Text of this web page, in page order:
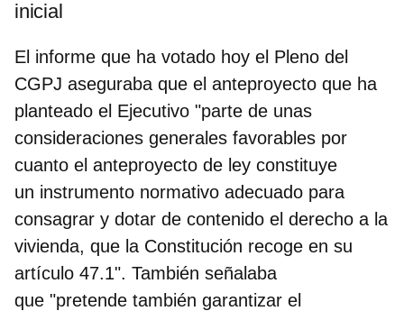
inicial
El informe que ha votado hoy el Pleno del
CGPJ aseguraba que el anteproyecto que ha
planteado el Ejecutivo "parte de unas
consideraciones generales favorables por
cuanto el anteproyecto de ley constituye
un instrumento normativo adecuado para
consagrar y dotar de contenido el derecho a la
vivienda, que la Constitución recoge en su
artículo 47.1". También señalaba
que "pretende también garantizar el